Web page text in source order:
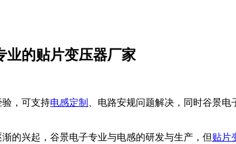
业的贴片变压器厂家
，可支持电感定制
、电路安规问题解决，同时谷景
的兴起，谷景电子专业与电感的研发与生产，但贴片